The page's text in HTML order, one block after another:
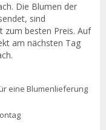
Die Blumen der
sind
zum besten Preis. Auf
am nächsten Tag
eine Blumenlieferung